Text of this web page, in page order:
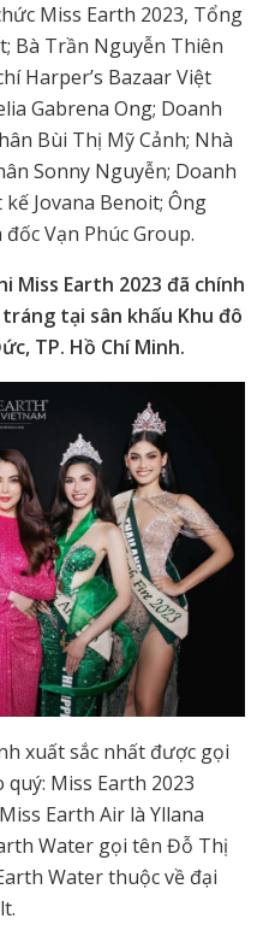
Miss Earth 2023, Tổng
Bà Trần Nguyễn Thiên
Harper’s Bazaar Việt
Gabrena Ong; Doanh
Bùi Thị Mỹ Cảnh; Nhà
Sonny Nguyễn; Doanh
Jovana Benoit; Ông
Vạn Phúc Group.
Miss Earth 2023 đã chính
tại sân khấu Khu đô
TP. Hồ Chí Minh.
xuất sắc nhất được gọi
Miss Earth 2023
Earth Air là Yllana
Water gọi tên Đỗ Thị
Water thuộc về đại